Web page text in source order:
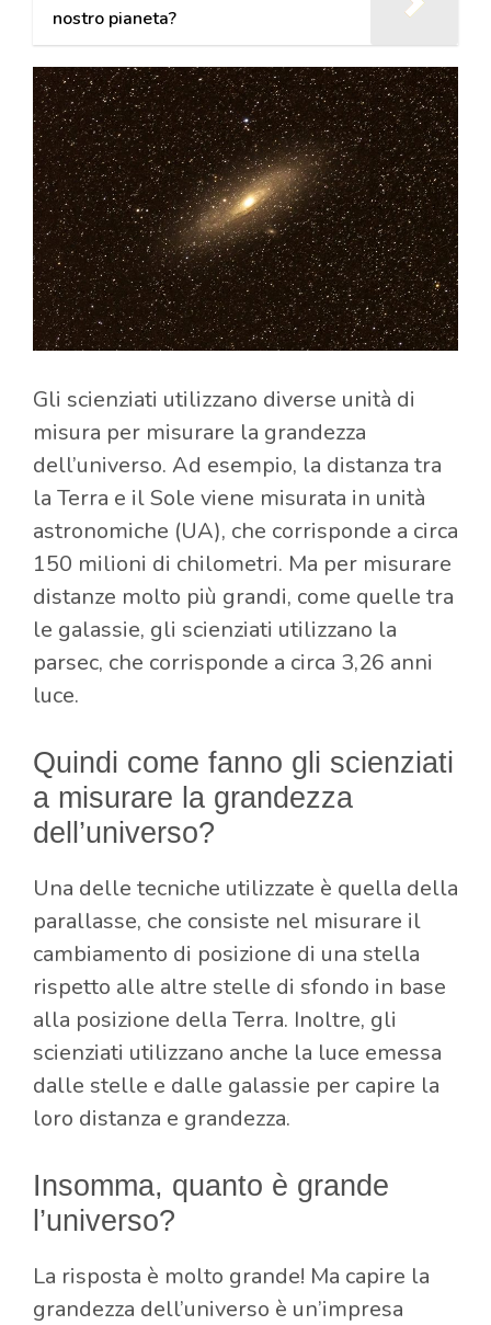
nostro pianeta?
Gli scienziati utilizzano diverse unità di
misura per misurare la grandezza
dell’universo. Ad esempio, la distanza tra
la Terra e il Sole viene misurata in unità
astronomiche (UA), che corrisponde a circa
150 milioni di chilometri. Ma per misurare
distanze molto più grandi, come quelle tra
le galassie, gli scienziati utilizzano la
parsec, che corrisponde a circa 3,26 anni
luce.
Quindi come fanno gli scienziati
a misurare la grandezza
dell’universo?
Una delle tecniche utilizzate è quella della
parallasse, che consiste nel misurare il
cambiamento di posizione di una stella
rispetto alle altre stelle di sfondo in base
alla posizione della Terra. Inoltre, gli
scienziati utilizzano anche la luce emessa
dalle stelle e dalle galassie per capire la
loro distanza e grandezza.
Insomma, quanto è grande
l’universo?
La risposta è molto grande! Ma capire la
grandezza dell’universo è un’impresa